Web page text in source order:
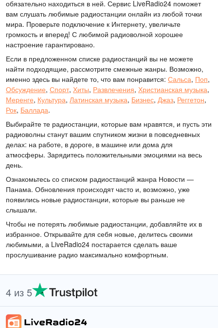
обязательно находиться в ней. Сервис LiveRadio24 поможет
вам слушать любимые радиостанции онлайн из любой точки
мира. Проверьте подключение к Интернету, увеличьте
громкость и вперед! С любимой радиоволной хорошее
настроение гарантировано.
Если в предложенном списке радиостанций вы не можете
найти подходящие, рассмотрите смежные жанры. Возможно,
именно здесь вы найдете то, что вам понравится: Сальса, Поп,
Обсуждение, Спорт, Хиты, Развлечения, Христианская музыка,
Меренге, Культура, Латинская музыка, Бизнес, Джаз, Реггетон,
Рок, Баллада.
Выбирайте те радиостанции, которые вам нравятся, и пусть эти
радиоволны станут вашим спутником жизни в повседневных
делах: на работе, в дороге, в машине или дома для
атмосферы. Зарядитесь положительными эмоциями на весь
день.
Ознакомьтесь со списком радиостанций жанра Новости —
Панама. Обновления происходят часто и, возможно, уже
появились новые радиостанции, которые вы раньше не
слышали.
Чтобы не потерять любимые радиостанции, добавляйте их в
избранное. Открывайте для себя новые, делитесь своими
любимыми, а LiveRadio24 постарается сделать ваше
прослушивание радио максимально комфортным.
4 из 5